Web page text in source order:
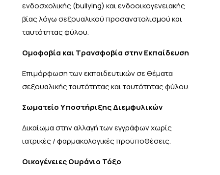
ενδοσχολικής (bullying) και ενδοοικογενειακής
βίας λόγω σεξουαλικού προσανατολισμού και
ταυτότητας φύλου.
Ομοφοβία και Τρανσφοβία στην Εκπαίδευση
Επιμόρφωση των εκπαιδευτικών σε θέματα
σεξουαλικής ταυτότητας και ταυτότητας φύλου.
Σωματείο Υποστήριξης Διεμφυλικών
Δικαίωμα στην αλλαγή των εγγράφων χωρίς
ιατρικές / φαρμακολογικές προϋποθέσεις.
Οικογένειες Ουράνιο Τόξο